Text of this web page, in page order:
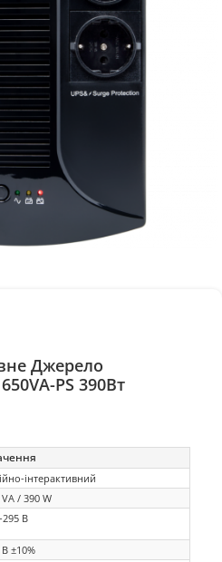
Джерело
PS 390Вт
інтерактивний
/ 390 W
295 В
±10%